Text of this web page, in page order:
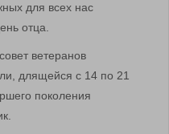
для всех нас
отца.
ветеранов
длящейся с 14 по 21
поколения